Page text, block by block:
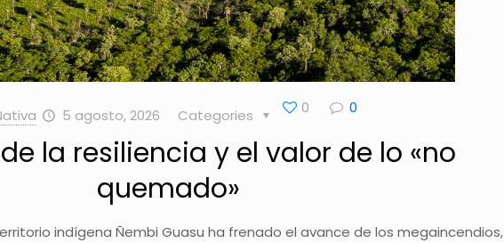
5 agosto, 2026 Categories 0 0
la resiliencia y el valor de lo «no
quemado»
indígena Ñembi Guasu ha frenado el avance de los megaincendios,